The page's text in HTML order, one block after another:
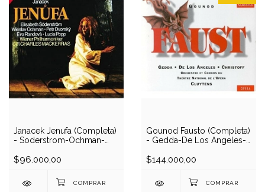
Janacek Jenufa (Completa)
- Soderstrom-Ochman-
Popp/Mackerras (2 CD)
$96.000,00
Gounod Fausto (Completa)
- Gedda-De Los Angeles-
Gorr/Cluytens (3 CD)
$144.000,00